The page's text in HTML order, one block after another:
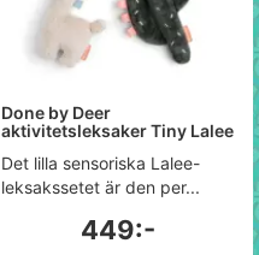
Done by Deer
aktivitetsleksaker Tiny Lalee
Det lilla sensoriska Lalee-
leksakssetet är den per...
449:-